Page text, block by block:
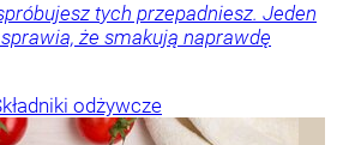
tych przepadniesz. Jeden
że smakują naprawdę
odżywcze